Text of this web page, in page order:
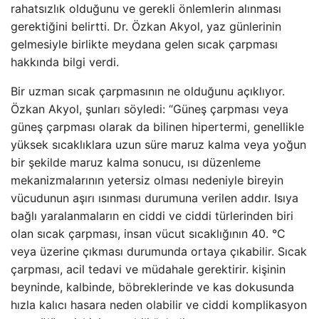
rahatsızlık olduğunu ve gerekli önlemlerin alınması
gerektiğini belirtti. Dr. Özkan Akyol, yaz günlerinin
gelmesiyle birlikte meydana gelen sıcak çarpması
hakkında bilgi verdi.
Bir uzman sıcak çarpmasının ne olduğunu açıklıyor.
Özkan Akyol, şunları söyledi: “Güneş çarpması veya
güneş çarpması olarak da bilinen hipertermi, genellikle
yüksek sıcaklıklara uzun süre maruz kalma veya yoğun
bir şekilde maruz kalma sonucu, ısı düzenleme
mekanizmalarının yetersiz olması nedeniyle bireyin
vücudunun aşırı ısınması durumuna verilen addır. Isıya
bağlı yaralanmaların en ciddi ve ciddi türlerinden biri
olan sıcak çarpması, insan vücut sıcaklığının 40. °C
veya üzerine çıkması durumunda ortaya çıkabilir. Sıcak
çarpması, acil tedavi ve müdahale gerektirir. kişinin
beyninde, kalbinde, böbreklerinde ve kas dokusunda
hızla kalıcı hasara neden olabilir ve ciddi komplikasyon